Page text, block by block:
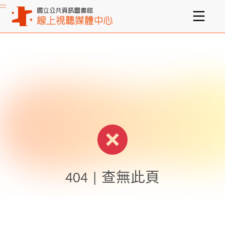
主要內容區塊
:::
404 | 查無此頁